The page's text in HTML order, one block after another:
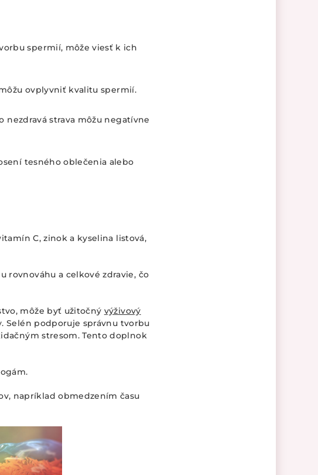
spermií, môže viesť k ich
ovplyvniť kvalitu spermií.
strava môžu negatívne
tesného oblečenia alebo
C, zinok a kyselina listová,
rovnováhu a celkové zdravie, čo
môže byť užitočný výživový
Selén podporuje správnu tvorbu
stresom. Tento doplnok
napríklad obmedzením času